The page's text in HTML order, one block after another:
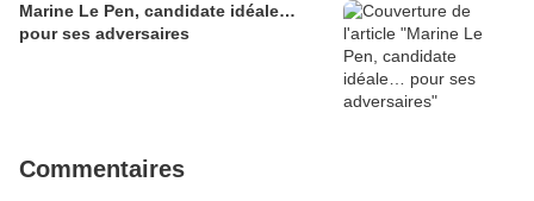
Marine Le Pen, candidate idéale…
pour ses adversaires
Commentaires